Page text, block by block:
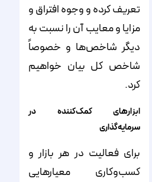
تعریف کرده و وجوه افتراق و
مزایا و معایب آن را نسبت به
دیگر شاخص‌‌‌‌ها و خصوصاً
شاخص کل بیان خواهیم
کرد.
ابزارهای کمک‌کننده در
سرمایه‌‌‌‌گذاری
برای فعالیت در هر بازار و
کسب‌‌‌‌وکاری معیارهایی